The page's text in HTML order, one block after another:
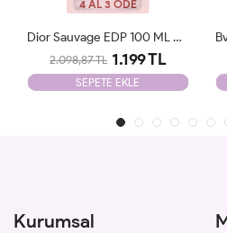
4 AL 3 ÖDE
2.098,87 TL 1.199 TL
SEPETE EKLE
Kurumsal